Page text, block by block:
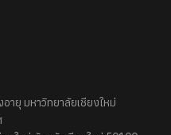
ยุ มหาวิทยาลัยเชียงใหม่